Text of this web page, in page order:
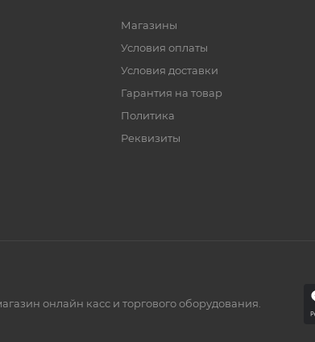
Магазины
Условия оплаты
Условия доставки
Гарантия на товар
Политика
Реквизиты
онлайн касс и торгового оборудования.